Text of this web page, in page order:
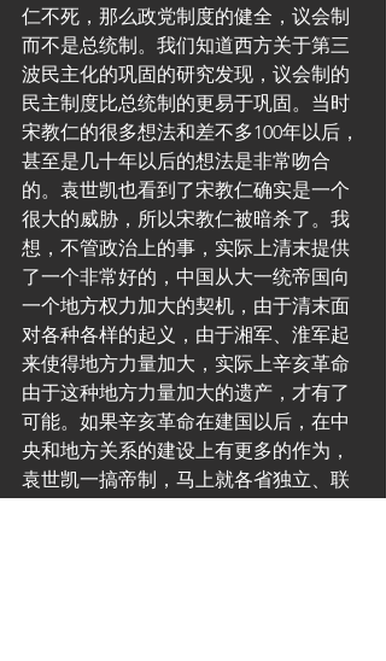
仁不死，那么政党制度的健全，议会制
而不是总统制。我们知道西方关于第三
波民主化的巩固的研究发现，议会制的
民主制度比总统制的更易于巩固。当时
宋教仁的很多想法和差不多100年以后，
甚至是几十年以后的想法是非常吻合
的。袁世凯也看到了宋教仁确实是一个
很大的威胁，所以宋教仁被暗杀了。我
想，不管政治上的事，实际上清末提供
了一个非常好的，中国从大一统帝国向
一个地方权力加大的契机，由于清末面
对各种各样的起义，由于湘军、淮军起
来使得地方力量加大，实际上辛亥革命
由于这种地方力量加大的遗产，才有了
可能。如果辛亥革命在建国以后，在中
央和地方关系的建设上有更多的作为，
袁世凯一搞帝制，马上就各省独立、联